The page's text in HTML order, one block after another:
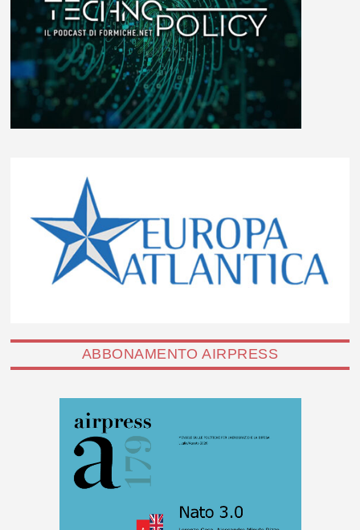
ABBONAMENTO AIRPRESS